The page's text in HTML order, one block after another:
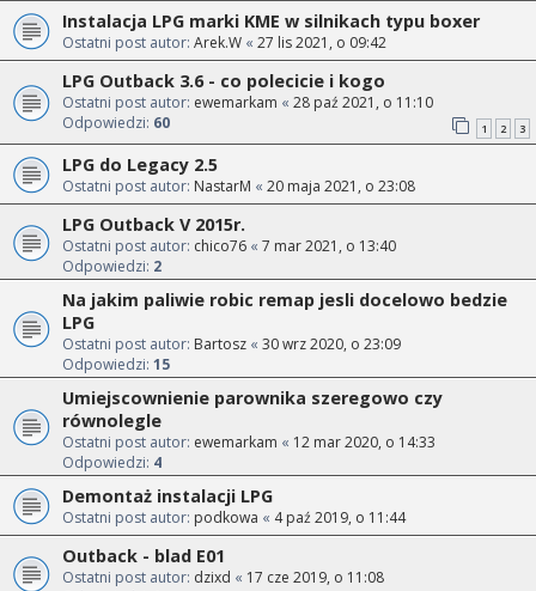
Instalacja LPG marki KME w silnikach typu boxer
Ostatni post autor: Arek.W « 27 lis 2021, o 09:42
LPG Outback 3.6 - co polecicie i kogo
Ostatni post autor: ewemarkam « 28 paź 2021, o 11:10
Odpowiedzi: 60 1 2 3
LPG do Legacy 2.5
Ostatni post autor: NastarM « 20 maja 2021, o 23:08
LPG Outback V 2015r.
Ostatni post autor: chico76 « 7 mar 2021, o 13:40
Odpowiedzi: 2
Na jakim paliwie robic remap jesli docelowo bedzie
LPG
Ostatni post autor: Bartosz « 30 wrz 2020, o 23:09
Odpowiedzi: 15
Umiejscownienie parownika szeregowo czy
równolegle
Ostatni post autor: ewemarkam « 12 mar 2020, o 14:33
Odpowiedzi: 4
Demontaż instalacji LPG
Ostatni post autor: podkowa « 4 paź 2019, o 11:44
Outback - blad E01
Ostatni post autor: dzixd « 17 cze 2019, o 11:08